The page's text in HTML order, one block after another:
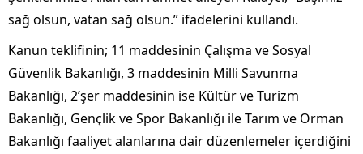
sağ olsun, vatan sağ olsun.” ifadelerini kullandı.
Kanun teklifinin; 11 maddesinin Çalışma ve Sosyal
Güvenlik Bakanlığı, 3 maddesinin Milli Savunma
Bakanlığı, 2’şer maddesinin ise Kültür ve Turizm
Bakanlığı, Gençlik ve Spor Bakanlığı ile Tarım ve Orman
Bakanlığı faaliyet alanlarına dair düzenlemeler içerdiğini